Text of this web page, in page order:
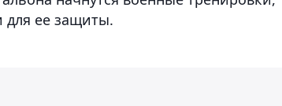
для ее защиты.